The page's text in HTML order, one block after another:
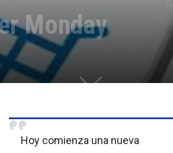
Monday
Hoy comienza una nueva